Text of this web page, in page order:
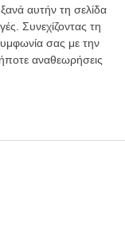
αυτήν τη σελίδα
Συνεχίζοντας τη
σας με την
αναθεωρήσεις